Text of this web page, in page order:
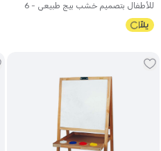
للأطفال بتصميم خشب بيج طبيعي - 6
قطع.